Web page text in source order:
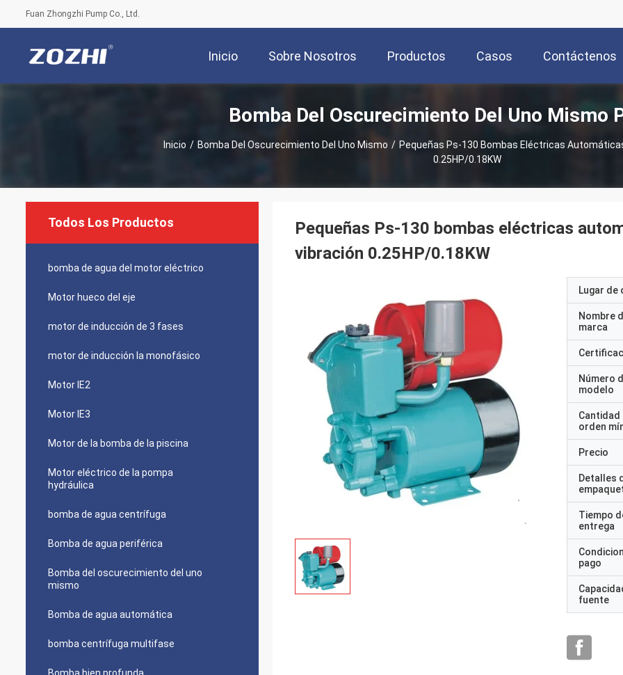
Fuan Zhongzhi Pump Co., Ltd.
Inicio Sobre Nosotros Productos Casos Contáctenos
Bomba Del Oscurecimiento Del Uno Mismo
Inicio / Bomba Del Oscurecimiento Del Uno Mismo / Pequeñas Ps-130 Bombas Eléctricas
0.25HP/0.18KW
Todos Los Productos
bomba de agua del motor eléctrico
Motor hueco del eje
motor de inducción de 3 fases
motor de inducción la monofásico
Motor IE2
Motor IE3
Motor de la bomba de la piscina
Motor eléctrico de la pompa
hydráulica
bomba de agua centrífuga
Bomba de agua periférica
Bomba del oscurecimiento del uno
mismo
Bomba de agua automática
bomba centrífuga multifase
Pequeñas Ps-130 bombas eléctricas
vibración 0.25HP/0.18KW
Lugar de
Nombre
marca
Número
modelo
Cantidad
orden
Precio
Detalles
Tiempo
entrega
pago
fuente